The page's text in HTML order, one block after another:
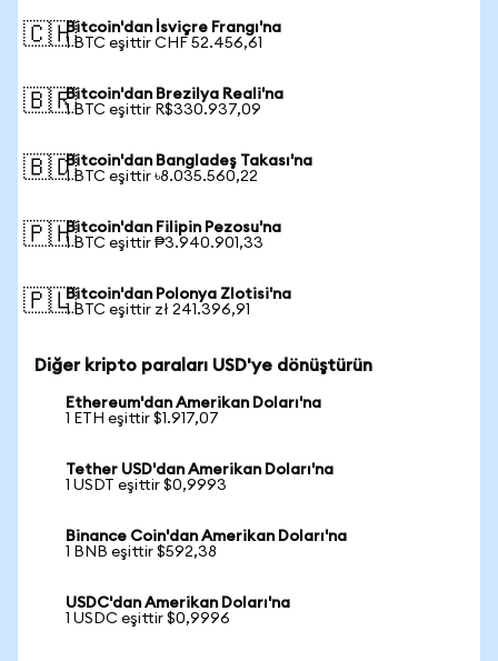
🇨🇭Bitcoin'dan İsviçre Frangı'na
1 BTC eşittir CHF 52.456,61
🇧🇷Bitcoin'dan Brezilya Reali'na
1 BTC eşittir R$330.937,09
🇧🇩Bitcoin'dan Bangladeş Takası'na
1 BTC eşittir ৳8.035.560,22
🇵🇭Bitcoin'dan Filipin Pezosu'na
1 BTC eşittir ₱3.940.901,33
🇵🇱Bitcoin'dan Polonya Zlotisi'na
1 BTC eşittir zł 241.396,91
Diğer kripto paraları USD'ye dönüştürün
Ethereum'dan Amerikan Doları'na
1 ETH eşittir $1.917,07
Tether USD'dan Amerikan Doları'na
1 USDT eşittir $0,9993
Binance Coin'dan Amerikan Doları'na
1 BNB eşittir $592,38
USDC'dan Amerikan Doları'na
1 USDC eşittir $0,9996